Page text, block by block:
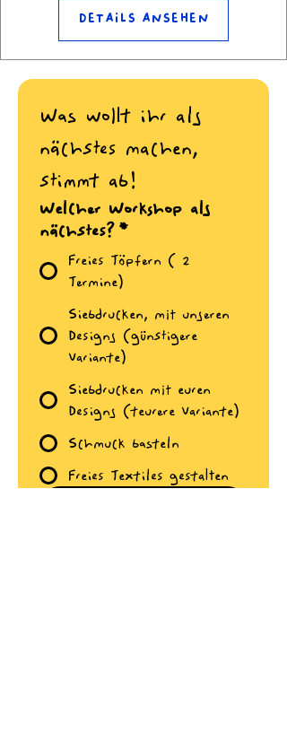
Details ansehen
Was wollt ihr als
nächstes machen,
stimmt ab!
Welcher Workshop als
nächstes? *
Freies Töpfern ( 2
Termine)
Siebdrucken, mit unseren
Designs (günstigere
Variante)
Siebdrucken mit euren
Designs (teurere Variante)
Schmuck basteln
Freies Textiles gestalten